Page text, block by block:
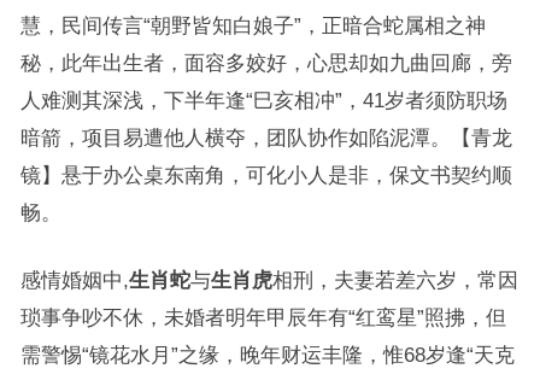
慧，民间传言“朝野皆知白娘子”，正暗合蛇属相之神
秘，此年出生者，面容多姣好，心思却如九曲回廊，旁
人难测其深浅，下半年逢“巳亥相冲”，41岁者须防职场
暗箭，项目易遭他人横夺，团队协作如陷泥潭。【青龙
镜】悬于办公桌东南角，可化小人是非，保文书契约顺
畅。
感情婚姻中,生肖蛇与生肖虎相刑，夫妻若差六岁，常因
琐事争吵不休，未婚者明年甲辰年有“红鸾星”照拂，但
需警惕“镜花水月”之缘，晚年财运丰隆，惟68岁逢“天克